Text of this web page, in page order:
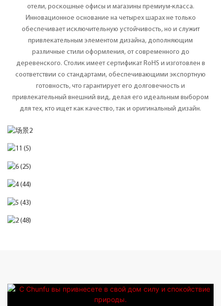
отели, роскошные офисы и магазины премиум-класса.
Инновационное основание на четырех шарах не только
обеспечивает исключительную устойчивость, но и служит
привлекательным элементом дизайна, дополняющим
различные стили оформления, от современного до
деревенского. Столик имеет сертификат RoHS и изготовлен в
соответствии со стандартами, обеспечивающими экспортную
готовность, что гарантирует его долговечность и
привлекательный внешний вид, делая его идеальным выбором
для тех, кто ищет как качество, так и оригинальный дизайн.